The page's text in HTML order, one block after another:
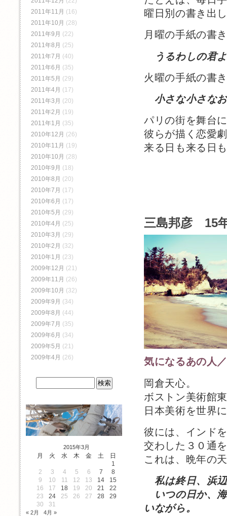
曜日別の書き出
月曜の手紙の書
うるわしの君
火曜の手紙の書
小さな小さな
パリの街を舞台
彼らが描く恋愛
来る日も来る日
三島邦彦 15
気になるあの人
岡倉天心。
ボストン美術館
日本美術を世界
彼には、インド
交わした３０通
これは、晩年の
私は終日、浜
いつの日か、
いながら。
2011年11月 (16)
2011年10月 (28)
2011年9月 (22)
2011年8月 (25)
2011年7月 (40)
2011年6月 (35)
2011年5月 (29)
2011年4月 (17)
2011年3月 (20)
2011年2月 (19)
2011年1月 (35)
2010年12月 (26)
2010年11月 (19)
2010年10月 (28)
2010年9月 (18)
2010年8月 (20)
2010年7月 (17)
2010年6月 (17)
2010年5月 (29)
2010年4月 (25)
2010年3月 (29)
2010年2月 (32)
2010年1月 (23)
2009年12月 (21)
2009年11月 (26)
2009年10月 (32)
2009年9月 (34)
2009年8月 (44)
2009年7月 (35)
2009年6月 (34)
2009年5月 (21)
2009年4月 (26)
2015年3月
月 火 水 木 金 土
日
1
2
3 4 5 6 7
8
9
10 11 12 13 14
15
16
17 18 19 20 21
22
23
24 25 26 27 28
29
30
31
« 2月 4月 »